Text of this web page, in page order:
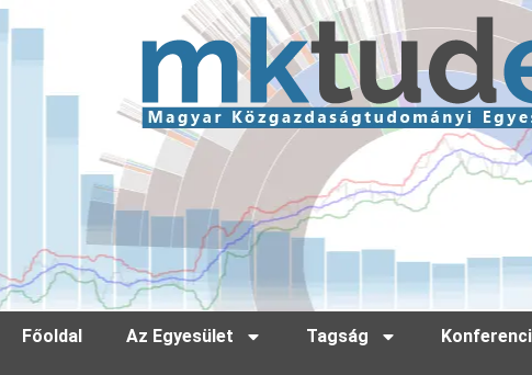
Főoldal Az Egyesület Tagság